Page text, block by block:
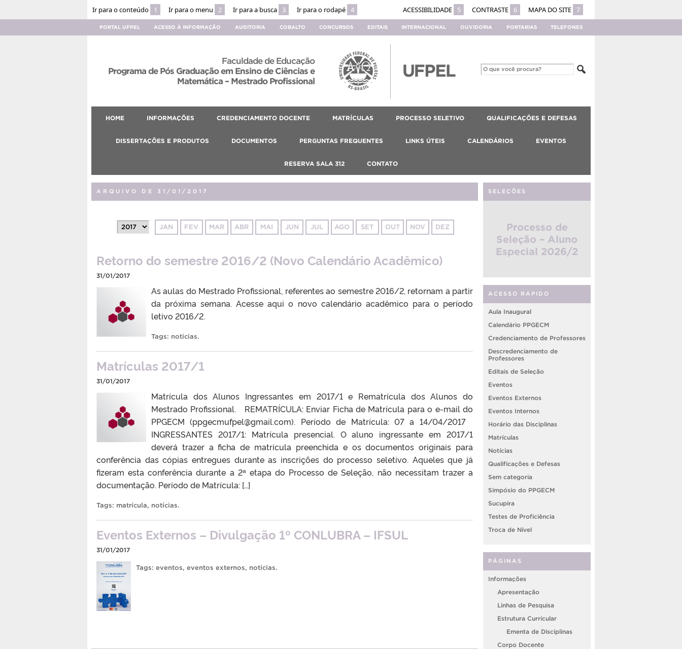
Ir para o conteúdo 1 Ir para o menu 2 Ir para a busca 3 Ir para o rodapé 4 ACESSIBILIDADE 5 CONTRASTE 6 MAPA DO SITE 7
PORTAL UFPEL ACESSO À INFORMAÇÃO AUDITORIA COBALTO CONCURSOS EDITAIS INTERNACIONAL OUVIDORIA PORTARIAS TELEFONES
Faculdade de Educação
Programa de Pós Graduação em Ensino de Ciências e
Matemática – Mestrado Profissional
HOME INFORMAÇÕES CREDENCIAMENTO DOCENTE MATRÍCULAS PROCESSO SELETIVO QUALIFICAÇÕES E DEFESAS
DISSERTAÇÕES E PRODUTOS DOCUMENTOS PERGUNTAS FREQUENTES LINKS ÚTEIS CALENDÁRIOS EVENTOS
RESERVA SALA 312 CONTATO
ARQUIVO DE 31/01/2017
JAN FEV MAR ABR MAI JUN JUL AGO SET OUT NOV DEZ
Retorno do semestre 2016/2 (Novo Calendário Acadêmico)
31/01/2017
As aulas do Mestrado Profissional, referentes ao semestre 2016/2, retornam a partir
da próxima semana. Acesse aqui o novo calendário acadêmico para o período
letivo 2016/2.
Tags: notícias.
Matrículas 2017/1
31/01/2017
Matrícula dos Alunos Ingressantes em 2017/1 e Rematrícula dos Alunos do
Mestrado Profissional. REMATRÍCULA: Enviar Ficha de Matrícula para o e-mail do
PPGECM (ppgecmufpel@gmail.com). Período de Matrícula: 07 a 14/04/2017
INGRESSANTES 2017/1: Matrícula presencial. O aluno ingressante em 2017/1
deverá trazer a ficha de matrícula preenchida e os documentos originais para
conferência das cópias entregues durante as inscrições do processo seletivo. Aqueles que já
fizeram esta conferência durante a 2ª etapa do Processo de Seleção, não necessitam trazer a
documentação. Período de Matrícula: […]
Tags: matrícula, notícias.
Eventos Externos – Divulgação 1º CONLUBRA – IFSUL
31/01/2017
Tags:eventos,eventos externos, notícias.
SELEÇÕES
Processo de
Seleção – Aluno
Especial 2026/2
ACESSO RÁPIDO
Aula Inaugural
Calendário PPGECM
Credenciamento de Professores
Descredenciamento de
Professores
Editais de Seleção
Eventos
Eventos Externos
Eventos Internos
Horário das Disciplinas
Matrículas
Notícias
Qualificações e Defesas
Sem categoria
Simpósio do PPGECM
Sucupira
Testes de Proficiência
Troca de Nível
PÁGINAS
Informações
Apresentação
Linhas de Pesquisa
Estrutura Curricular
Ementa de Disciplinas
Corpo Docente